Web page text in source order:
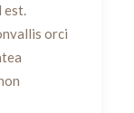
est.
orci